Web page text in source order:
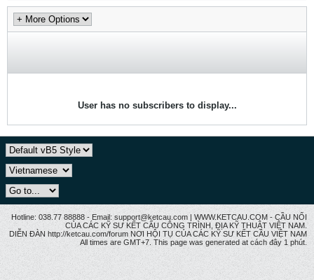
User has no subscribers to display...
Hotline: 038.77 88888 - Email: support@ketcau.com | WWW.KETCAU.COM - CẦU NỐI
CỦA CÁC KỸ SƯ KẾT CẤU CÔNG TRÌNH, ĐỊA KỸ THUẬT VIỆT NAM.
DIỄN ĐÀN http://ketcau.com/forum NƠI HỘI TỤ CỦA CÁC KỸ SƯ KẾT CÂU VIỆT NAM
All times are GMT+7. This page was generated at cách đây 1 phút.